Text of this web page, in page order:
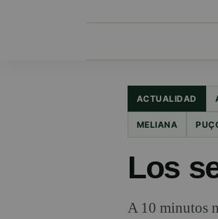
ACTUALIDAD
MELIANA
Los
A 10 minutos